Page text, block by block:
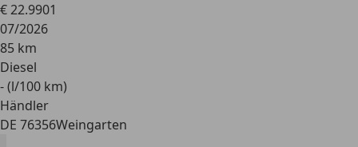
€ 22.9901
07/2026
85 km
Diesel
- (l/100 km)
Händler
DE 76356Weingarten